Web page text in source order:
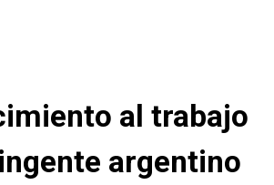
al trabajo
argentino